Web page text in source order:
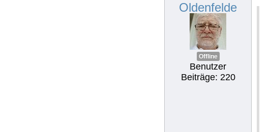
Oldenfelde
Offline
Benutzer
Beiträge: 220